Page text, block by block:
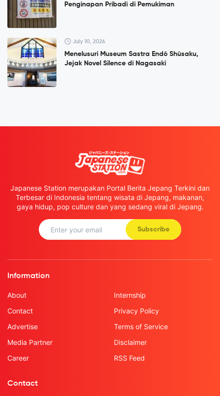
Penginapan Pribadi di Pemukiman
July 10, 2026
Menelusuri Museum Sastra Endō Shūsaku,
Jejak Novel Silence di Nagasaki
Japanese Station merupakan Portal Berita Jepang Terkini dan
Terbesar di Indonesia tentang wisata di Jepang, makanan,
gaya hidup, pop culture dan yang sedang viral di Jepang.
Subscribe
Information
About
Contact
Advertise
Media Partner
Career
Internship
Privacy Policy
Terms of Service
Disclaimer
RSS Feed
Contact